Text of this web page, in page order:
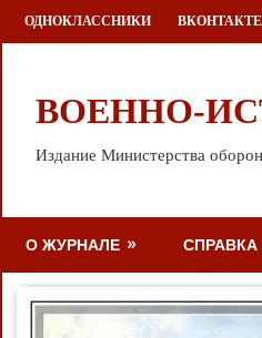
Перейти
к
ОДНОКЛАССНИКИ ВКОНТАКТЕ
ВОЕННО-
Издание Министерства
О ЖУРНАЛЕ СПРАВКА